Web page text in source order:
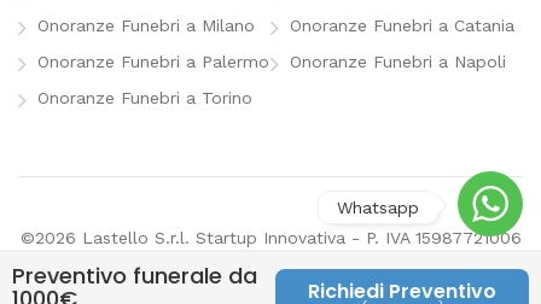
Onoranze Funebri a Milano
Onoranze Funebri a Palermo
Onoranze Funebri a Torino
Onoranze Funebri a Catania
Onoranze Funebri a Napoli
©2026 Lastello S.r.l. Startup Innovativa - P. IVA 15987721006
preferenze pubblicitarie
Preventivo funerale da
Richiedi Preventivo